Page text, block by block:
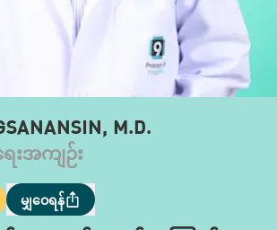
M.D.
းအကျဉ်း
မျှဝေရန်